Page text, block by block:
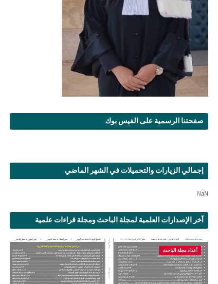
صفحتنا الرسمية على الفيس بوك
إجمالي الزيارات والتحميلات في الشهر الماضي
NaN
آخر الإصدارات العلمية لمجلة الباحث ومجلة قراءات علمية
أعداد مجلة الباحث